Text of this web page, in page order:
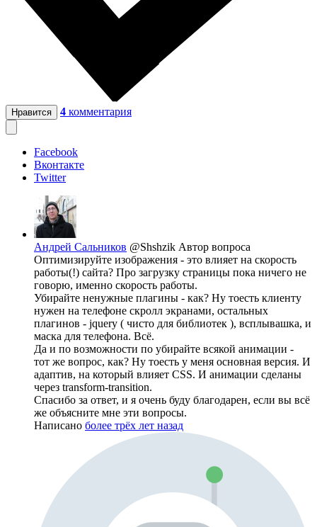
Нравится 4 комментария
Facebook
Вконтакте
Twitter
Андрей Сальников @Shshzik Автор вопроса
Оптимизируйте изображения - это влияет на скорость
работы(!) сайта? Про загрузку страницы пока ничего не
говорю, именно скорость работы.
Убирайте ненужные плагины - как? Ну тоесть клиенту
нужен на телефоне скролл экранами, остальных
плагинов - jquery ( чисто для библиотек ), всплывашка, и
маска для телефона. Всё.
Да и по возможности по убирайте всякой анимации -
тот же вопрос, как? Ну тоесть у меня основная версия. И
адаптив, на который влияет CSS. И анимации сделаны
через transform-transition.
Спасибо за ответ, и я очень буду благодарен, если вы всё
же объясните мне эти вопросы.
Написано более трёх лет назад